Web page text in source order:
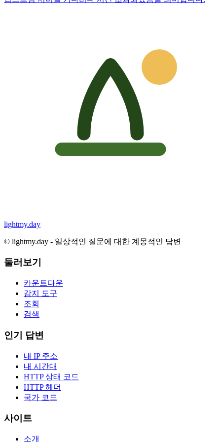
lightmy.day
© lightmy.day - 일상적인 질문에 대한 계몽적인 답변
둘러보기
카운트다운
감지 도구
조회
검색
인기 답변
내 IP 주소
내 시간대
HTTP 상태 코드
HTTP 헤더
국가 코드
사이트
소개